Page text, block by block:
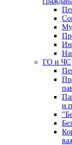
ГО и ЧС
и